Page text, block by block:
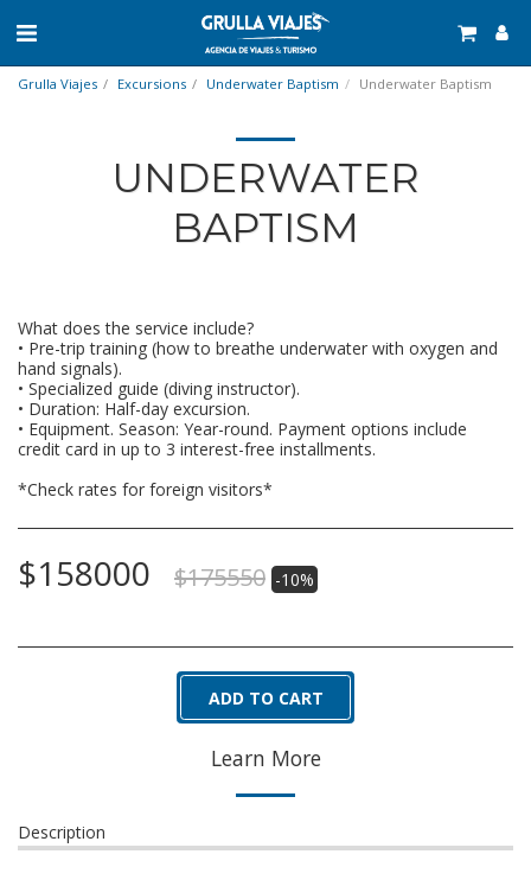
Grulla Viajes Excursions Underwater Baptism Underwater Baptism
UNDERWATER
BAPTISM
What does the service include?
• Pre-trip training (how to breathe underwater with oxygen and
hand signals).
• Specialized guide (diving instructor).
• Duration: Half-day excursion.
• Equipment. Season: Year-round. Payment options include
credit card in up to 3 interest-free installments.
*Check rates for foreign visitors*
$158000 $175550 -10%
ADD TO CART
Learn More
Description